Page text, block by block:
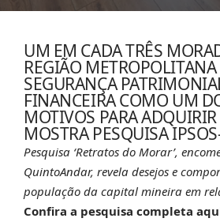
UM EM CADA TRÊS
REGIÃO
SEGURANÇA
FINANCEIRA COMO UM
MOTIVOS PARA
MOSTRA PESQUISA
Pesquisa ‘Retratos do Morar’,
QuintoAndar, revela desejos e
população da capital mineira em
Confira a pesquisa completa